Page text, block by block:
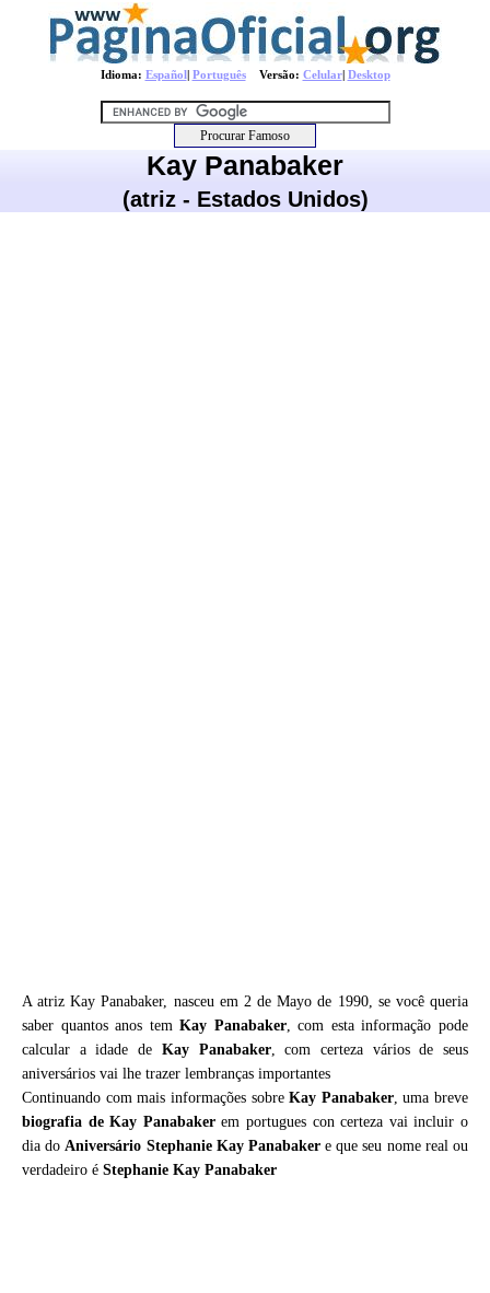
Idioma: Español| PortuguêsVersão: Celular| Desktop
Kay Panabaker
(atriz - Estados Unidos)
A atriz Kay Panabaker, nasceu em 2 de Mayo de 1990, se você queria
saber quantos anos temKay Panabaker, com esta informação pode
calcular a idade de Kay Panabaker, com certeza vários de seus
aniversários vai lhe trazer lembranças importantes
Continuando com mais informações sobreKay Panabaker, uma breve
biografia deKay Panabakerem portugues con certeza vai incluir o
dia doAniversário Stephanie Kay Panabakere que seu nome real ou
verdadeiro é Stephanie Kay Panabaker